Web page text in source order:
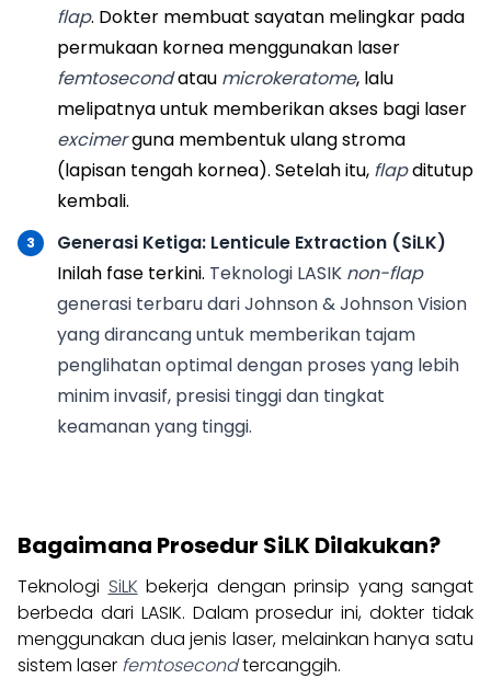
flap. Dokter membuat sayatan melingkar pada
permukaan kornea menggunakan laser
femtosecondatau microkeratome, lalu
melipatnya untuk memberikan akses bagi laser
excimerguna membentuk ulang stroma
(lapisan tengah kornea). Setelah itu, flapditutup
Generasi Ketiga: Lenticule Extraction (SiLK)
Inilah fase terkini. Teknologi LASIK non-flap
generasi terbaru dari Johnson & Johnson Vision
yang dirancang untuk memberikan tajam
penglihatan optimal dengan proses yang lebih
minim invasif, presisi tinggi dan tingkat
keamanan yang tinggi.
Bagaimana Prosedur SiLK Dilakukan?
Teknologi SiLK bekerja dengan prinsip yang sangat
berbeda dari LASIK. Dalam prosedur ini, dokter tidak
menggunakan dua jenis laser, melainkan hanya satu
sistem laser femtosecondtercanggih.